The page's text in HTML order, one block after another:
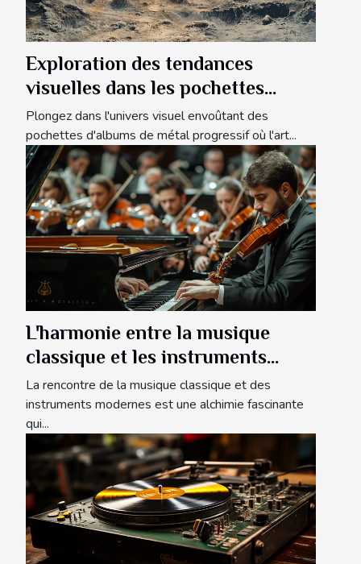
Exploration des tendances
visuelles dans les pochettes
d'albums de métal progressif
Plongez dans l'univers visuel envoûtant des
pochettes d'albums de métal progressif où l'art...
L'harmonie entre la musique
classique et les instruments
modernes
La rencontre de la musique classique et des
instruments modernes est une alchimie fascinante
qui...